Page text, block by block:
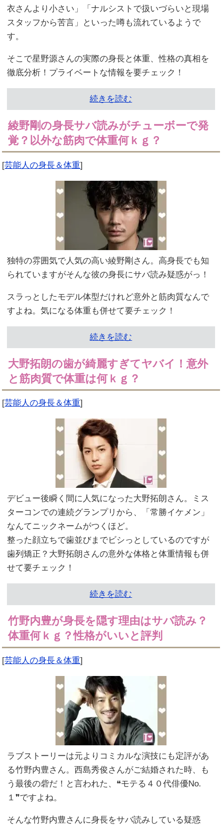
衣さんより小さい」「ナルシストで扱いづらいと現場
スタッフから苦言」といった噂も流れているようで
す。
そこで星野源さんの実際の身長と体重、性格の真相を
徹底分析！プライベートな情報を要チェック！
続きを読む
綾野剛の身長サバ読みがチューボーで発
覚？以外な筋肉で体重何ｋｇ？
[芸能人の身長＆体重]
独特の雰囲気で人気の高い綾野剛さん。高身長でも知
られていますがそんな彼の身長にサバ読み疑惑がっ！
スラっとしたモデル体型だけれど意外と筋肉質なんで
すよね。気になる体重も併せて要チェック！
続きを読む
大野拓朗の歯が綺麗すぎてヤバイ！意外
と筋肉質で体重は何ｋｇ？
[芸能人の身長＆体重]
デビュー後瞬く間に人気になった大野拓朗さん。ミス
ターコンでの連続グランプリから、「常勝イケメン」
なんてニックネームがつくほど。
整った顔立ちで歯並びまでビシっとしているのですが
歯列矯正？大野拓朗さんの意外な体格と体重情報も併
せて要チェック！
続きを読む
竹野内豊が身長を隠す理由はサバ読み？
体重何ｋｇ？性格がいいと評判
[芸能人の身長＆体重]
ラブストーリーは元よりコミカルな演技にも定評があ
る竹野内豊さん。西島秀俊さんがご結婚された時、も
う最後の砦だ！と言われた、❝モテる４０代俳優No.
１❞ですよね。
そんな竹野内豊さんに身長をサバ読みしている疑惑